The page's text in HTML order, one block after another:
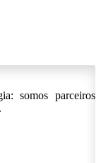
somos parceiros